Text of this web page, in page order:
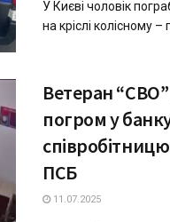
У Києві чоловік
на кріслі колісному –
Ветеран
погром у
ПСБ
11.07.2025